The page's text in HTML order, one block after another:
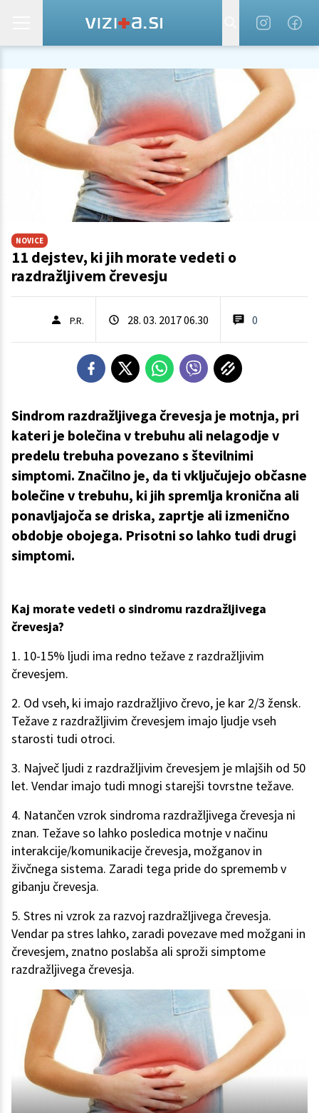
NOVICE
11 dejstev, ki jih morate vedeti o
razdražljivem črevesju
P.R. 28. 03. 2017 06.30 0
Sindrom razdražljivega črevesja je motnja, pri
kateri je bolečina v trebuhu ali nelagodje v
predelu trebuha povezano s številnimi
simptomi. Značilno je, da ti vključujejo občasne
bolečine v trebuhu, ki jih spremlja kronična ali
ponavljajoča se driska, zaprtje ali izmenično
obdobje obojega. Prisotni so lahko tudi drugi
simptomi.
Kaj morate vedeti o sindromu razdražljivega
črevesja?
1. 10-15% ljudi ima redno težave z razdražljivim
črevesjem.
2. Od vseh, ki imajo razdražljivo črevo, je kar 2/3 žensk.
Težave z razdražljivim črevesjem imajo ljudje vseh
starosti tudi otroci.
3. Največ ljudi z razdražljivim črevesjem je mlajših od 50
let. Vendar imajo tudi mnogi starejši tovrstne težave.
4. Natančen vzrok sindroma razdražljivega črevesja ni
znan. Težave so lahko posledica motnje v načinu
interakcije/komunikacije črevesja, možganov in
živčnega sistema. Zaradi tega pride do sprememb v
gibanju črevesja.
5. Stres ni vzrok za razvoj razdražljivega črevesja.
Vendar pa stres lahko, zaradi povezave med možgani in
črevesjem, znatno poslabša ali sproži simptome
razdražljivega črevesja.